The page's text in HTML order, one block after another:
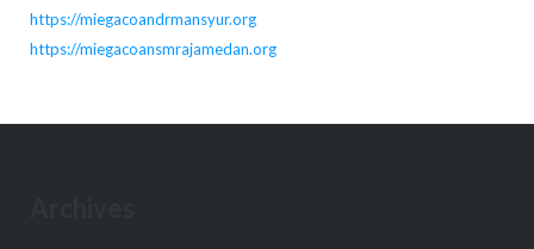
https://miegacoandrmansyur.org
https://miegacoansmrajamedan.org